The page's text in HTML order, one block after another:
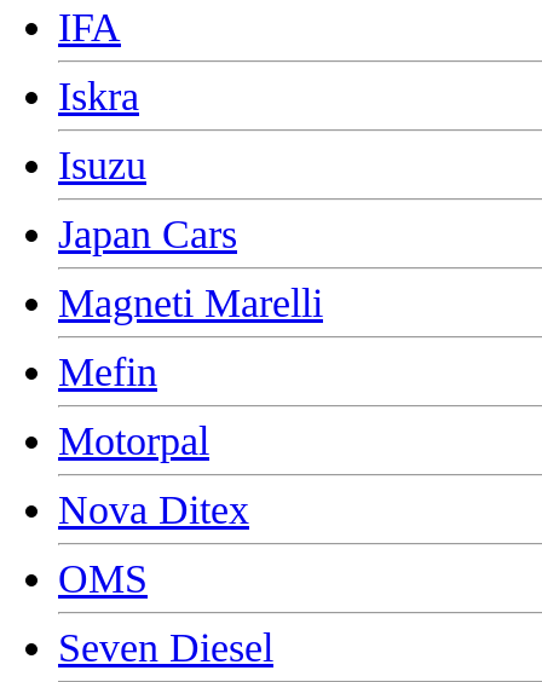
IFA
Iskra
Isuzu
Japan Cars
Magneti Marelli
Mefin
Motorpal
Nova Ditex
OMS
Seven Diesel